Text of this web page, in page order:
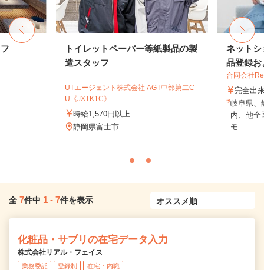
トイレットペーパー等紙製品の製
造スタッフ
UTエージェント株式会社 AGT中部第二C
U《JXTK1C》
時給1,570円以上
静岡県富士市
ネットシ
品登録お
合同会社
完全出
岐阜県、
内、他
モ...
全 7件中 1 - 7件を表示
化粧品・サプリの在宅データ入力
株式会社リアル・フェイス
業務委託 登録制 在宅・内職